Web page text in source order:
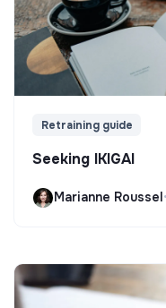
Retraining guide
Seeking IKIGAI
Marianne Roussel•